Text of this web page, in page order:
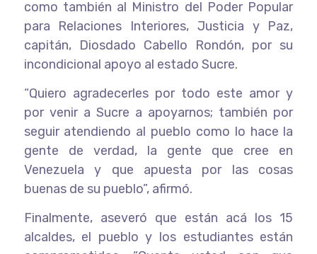
como también al Ministro del Poder Popular
para Relaciones Interiores, Justicia y Paz,
capitán, Diosdado Cabello Rondón, por su
incondicional apoyo al estado Sucre.
“Quiero agradecerles por todo este amor y
por venir a Sucre a apoyarnos; también por
seguir atendiendo al pueblo como lo hace la
gente de verdad, la gente que cree en
Venezuela y que apuesta por las cosas
buenas de su pueblo”, afirmó.
Finalmente, aseveró que están acá los 15
alcaldes, el pueblo y los estudiantes están